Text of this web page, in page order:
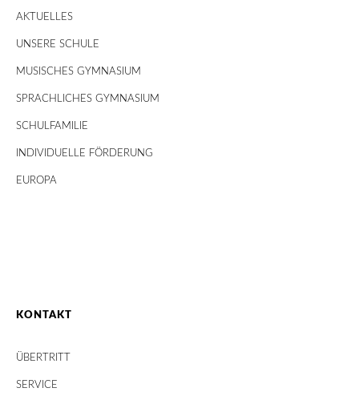
AKTUELLES
UNSERE SCHULE
MUSISCHES GYMNASIUM
SPRACHLICHES GYMNASIUM
SCHULFAMILIE
INDIVIDUELLE FÖRDERUNG
EUROPA
KONTAKT
ÜBERTRITT
SERVICE